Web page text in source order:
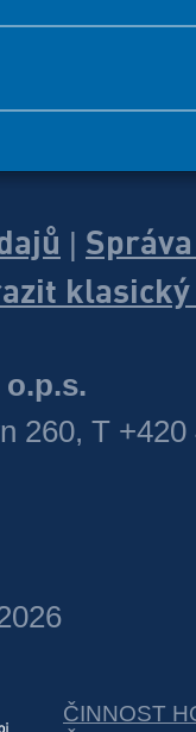
260, T +420
ČINNOST